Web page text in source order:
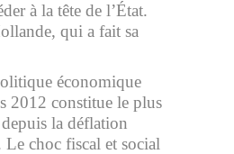
à la tête de l’État.
qui a fait sa
économique
2012 constitue le plus
la déflation
choc fiscal et social